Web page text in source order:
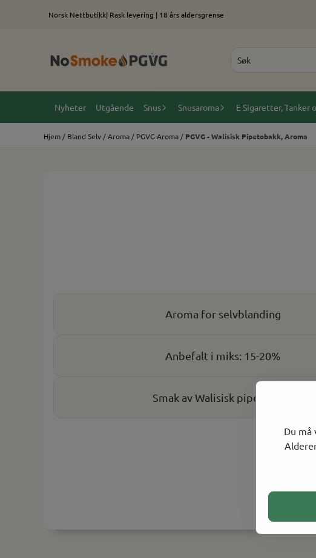
Du må
Hopp til innholdNorsk Nettbutikk| Rask levering | 18 års aldersgrense
Nyheter Utgående Snus Snusaroma E Sigaretter, Tanker
Hjem / Bland Selv /Aroma / PGVG Aroma / PGVG - Walisisk Pipetobakk, Aroma
Aroma for selvblanding
Anbefalt i miks: 15-20%
Smak av Walisisk pipetobakk